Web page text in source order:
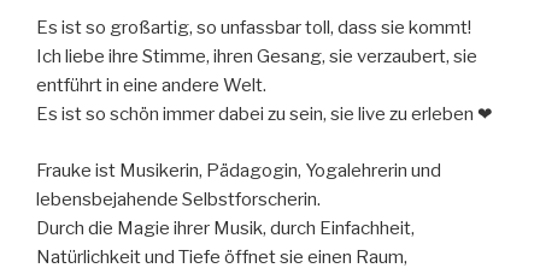
Es ist so großartig, so unfassbar toll, dass sie kommt!
Ich liebe ihre Stimme, ihren Gesang, sie verzaubert, sie
entführt in eine andere Welt.
Es ist so schön immer dabei zu sein, sie live zu erleben ❤
Frauke ist Musikerin, Pädagogin, Yogalehrerin und
lebensbejahende Selbstforscherin.
Durch die Magie ihrer Musik, durch Einfachheit,
Natürlichkeit und Tiefe öffnet sie einen Raum,